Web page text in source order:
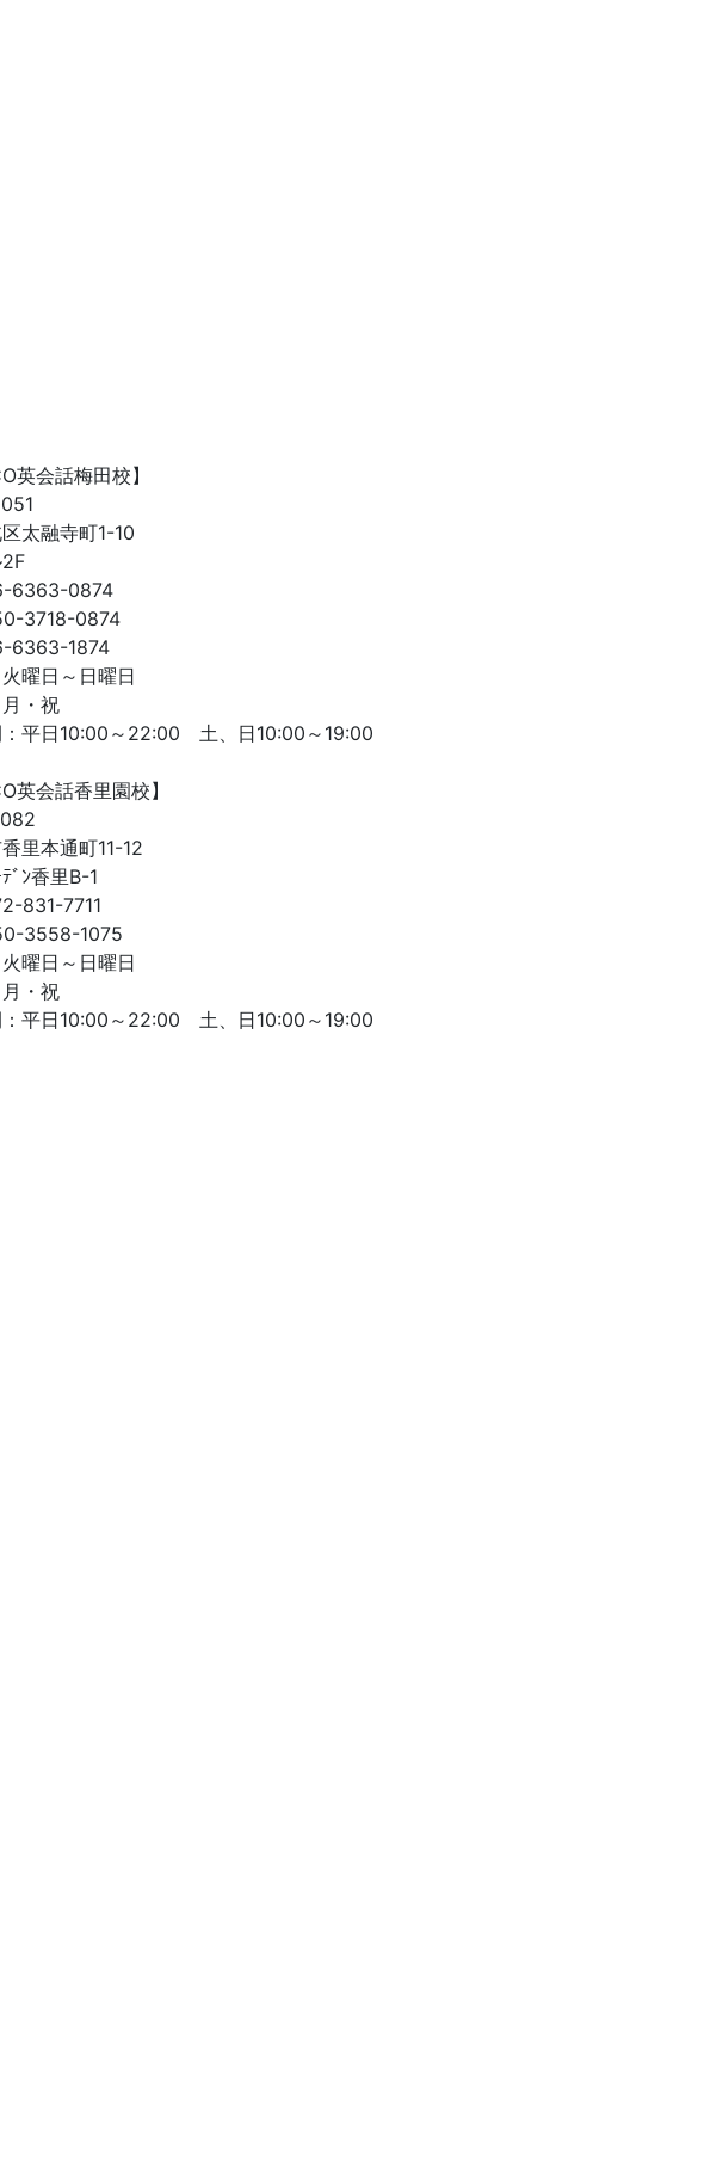
英会話梅田校】
太融寺町1-10
6363-0874
3718-0874
6363-1874
曜日～日曜日
・祝
：平日10:00～22:00 土、日10:00～19:00
英会話香里園校】
里本通町11-12
ﾞﾝ香里B-1
831-7711
3558-1075
曜日～日曜日
・祝
：平日10:00～22:00 土、日10:00～19:00